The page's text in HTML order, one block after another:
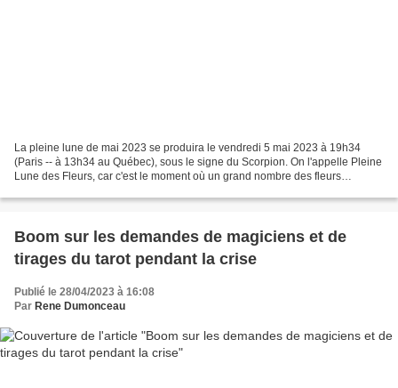
La pleine lune de mai 2023 se produira le vendredi 5 mai 2023 à 19h34
(Paris -- à 13h34 au Québec), sous le signe du Scorpion. On l'appelle Pleine
Lune des Fleurs, car c'est le moment où un grand nombre des fleurs
Boom sur les demandes de magiciens et de
tirages du tarot pendant la crise
Publié le 28/04/2023 à 16:08
Par Rene Dumonceau